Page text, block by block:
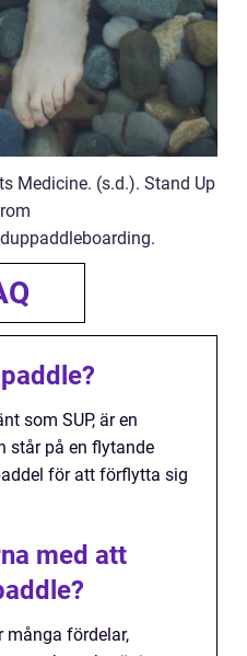
Medicine. (s.d.). Stand Up
som SUP, är en
står på en flytande
för att förflytta sig
med att
många fördelar,